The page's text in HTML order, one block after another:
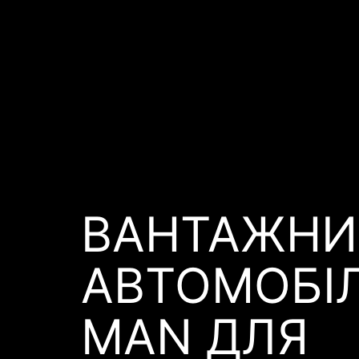
MAN ДЛЯ